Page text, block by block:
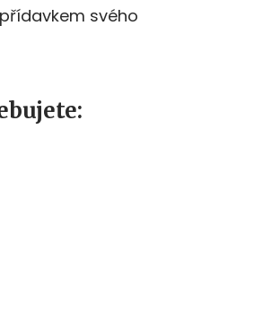
svého